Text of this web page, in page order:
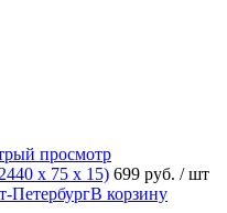
просмотр
х 75 х 15) 699 руб. / шт
В корзину